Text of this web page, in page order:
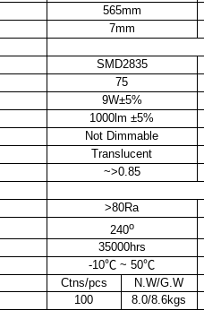
565mm
7mm
SMD2835
75
9W±5%
1000lm ±5%
Not Dimmable
Translucent
~>0.85
>80Ra
240o
35000hrs
-10℃ ~ 50℃
Ctns/pcs N.W/G.W
100 8.0/8.6kgs